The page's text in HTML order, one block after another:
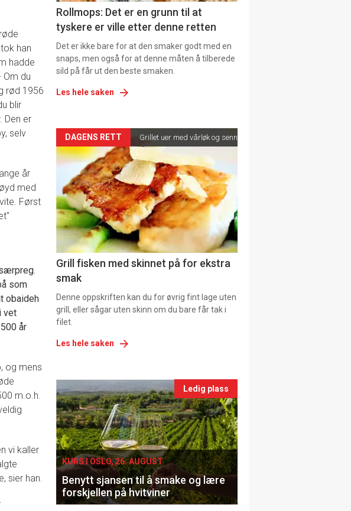
han
hadde
Om du
rød 1956
blir
Den er
selv
år
med
Først
som
obaideh
vet
år
og mens
m.o.h.
vi kaller
sier han.
Dagens
rett
2
Rollmops: Det er en grunn til at
tyskere er ville etter denne retten
Det er ikke bare for at den smaker godt med en
snaps, men også for at denne måten å tilberede
sild på får ut den beste smaken.
Les hele saken
Artikler
detail
-
section
11
Ukens
vin
DAGENS RETT Grillet uer med vårløk og sennepsvinaigrette
Grill fisken med skinnet på for ekstra
smak
Denne oppskriften kan du for øvrig fint lage uten
grill, eller sågar uten skinn om du bare får tak i
filet.
Les hele saken
Events
single
Ledig plass
KURS I OSLO, 26. AUGUST
Benytt sjansen til å smake og lære
forskjellen på hvitviner